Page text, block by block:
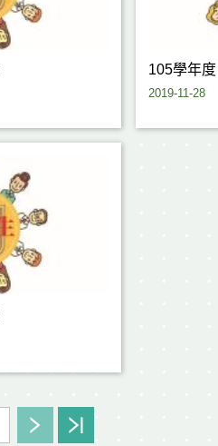
105學年
2019-11-28